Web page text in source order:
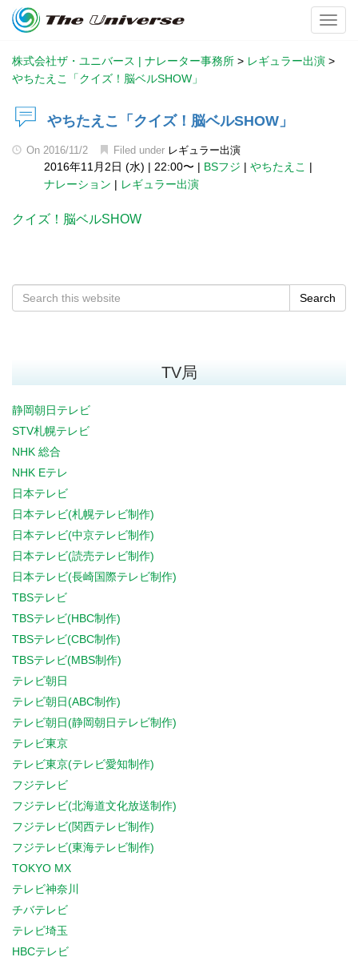
株式会社ザ・ユニバース | ナレーター事務所 > レギュラー出演 >
やちたえこ「クイズ！脳ベルSHOW」
やちたえこ「クイズ！脳ベルSHOW」
On 2016/11/2 Filed under レギュラー出演
2016年11月2日 (水) | 22:00〜 | BSフジ | やちたえこ |
ナレーション | レギュラー出演
クイズ！脳ベルSHOW
Search
TV局
静岡朝日テレビ
STV札幌テレビ
NHK 総合
NHK Eテレ
日本テレビ
日本テレビ(札幌テレビ制作)
日本テレビ(中京テレビ制作)
日本テレビ(読売テレビ制作)
日本テレビ(長崎国際テレビ制作)
TBSテレビ
TBSテレビ(HBC制作)
TBSテレビ(CBC制作)
TBSテレビ(MBS制作)
テレビ朝日
テレビ朝日(ABC制作)
テレビ朝日(静岡朝日テレビ制作)
テレビ東京
テレビ東京(テレビ愛知制作)
フジテレビ
フジテレビ(北海道文化放送制作)
フジテレビ(関西テレビ制作)
フジテレビ(東海テレビ制作)
TOKYO MX
テレビ神奈川
チバテレビ
テレビ埼玉
HBCテレビ